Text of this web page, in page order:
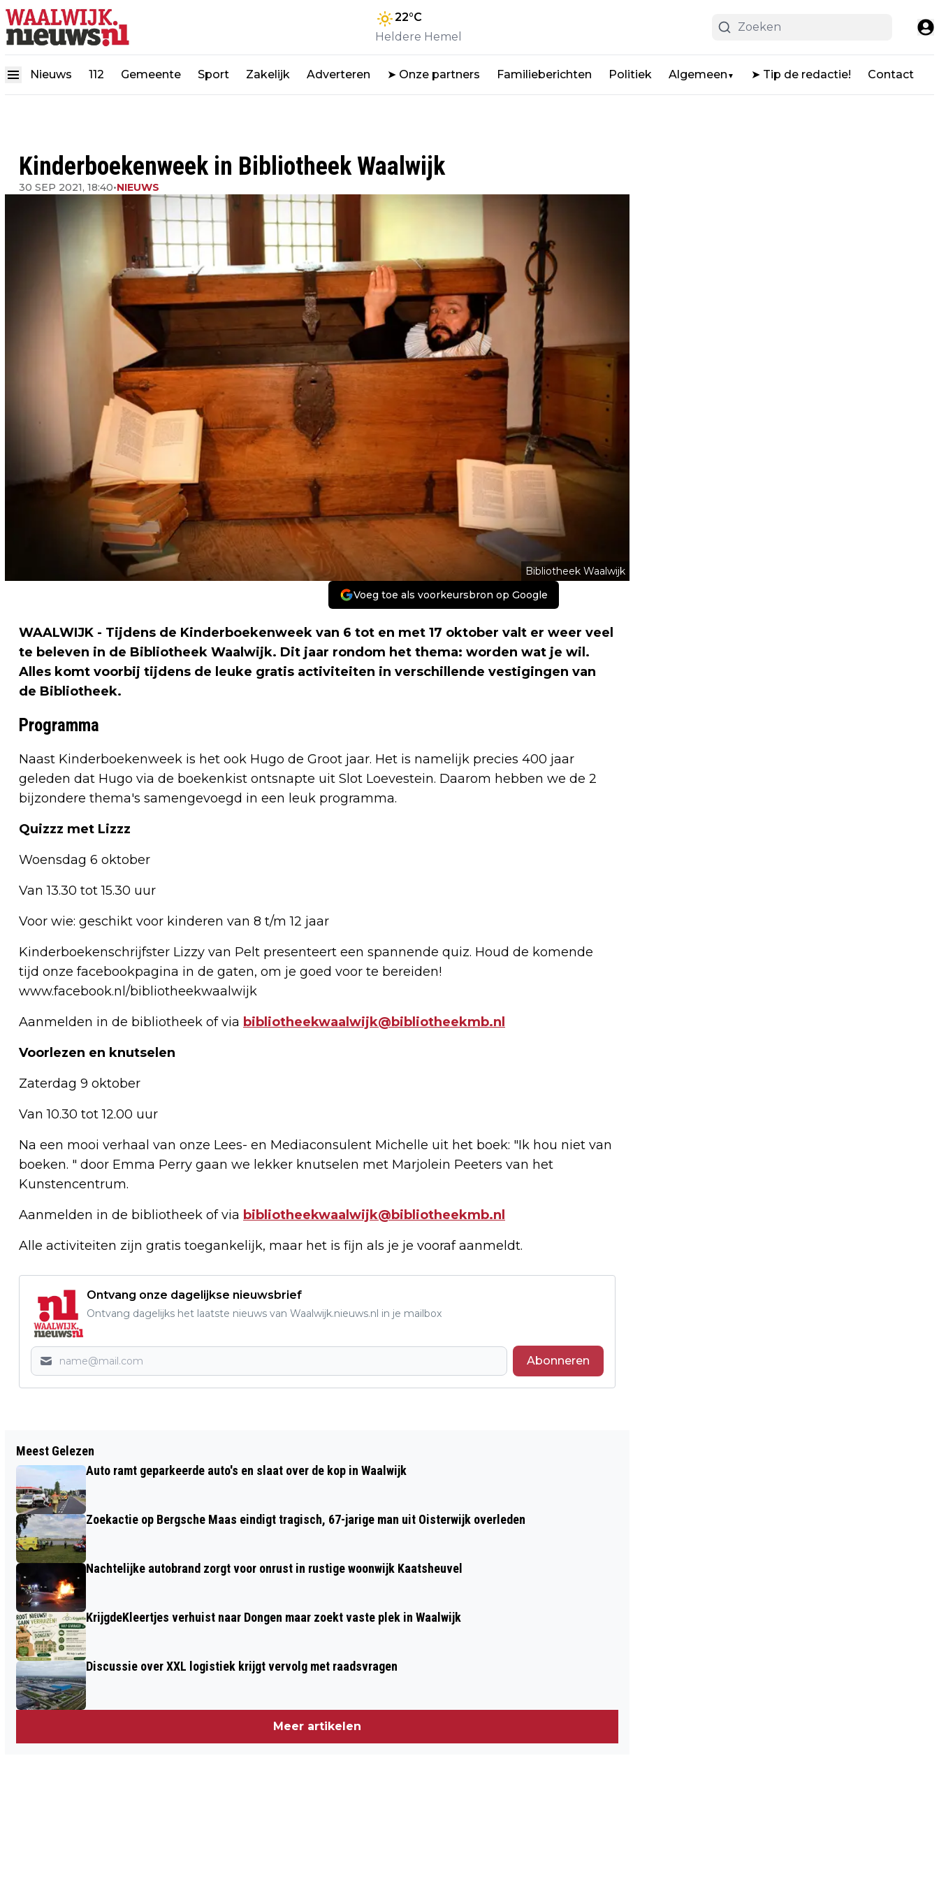
22°C
Heldere Hemel
Nieuws 112 Gemeente Sport Zakelijk Adverteren ➤ Onze partners Familieberichten Politiek Algemeen ▼ ➤ Tip de redactie! Contact
Kinderboekenweek in Bibliotheek Waalwijk
30 SEP 2021, 18:40•NIEUWS
Bibliotheek Waalwijk
Voeg toe als voorkeursbron op Google
WAALWIJK - Tijdens de Kinderboekenweek van 6 tot en met 17 oktober valt er weer veel
te beleven in de Bibliotheek Waalwijk. Dit jaar rondom het thema: worden wat je wil.
Alles komt voorbij tijdens de leuke gratis activiteiten in verschillende vestigingen van
de Bibliotheek.
Programma
Naast Kinderboekenweek is het ook Hugo de Groot jaar. Het is namelijk precies 400 jaar
geleden dat Hugo via de boekenkist ontsnapte uit Slot Loevestein. Daarom hebben we de 2
bijzondere thema's samengevoegd in een leuk programma.
Quizzz met Lizzz
Woensdag 6 oktober
Van 13.30 tot 15.30 uur
Voor wie: geschikt voor kinderen van 8 t/m 12 jaar
Kinderboekenschrijfster Lizzy van Pelt presenteert een spannende quiz. Houd de komende
tijd onze facebookpagina in de gaten, om je goed voor te bereiden!
www.facebook.nl/bibliotheekwaalwijk
Aanmelden in de bibliotheek of via bibliotheekwaalwijk@bibliotheekmb.nl
Voorlezen en knutselen
Zaterdag 9 oktober
Van 10.30 tot 12.00 uur
Na een mooi verhaal van onze Lees- en Mediaconsulent Michelle uit het boek: "Ik hou niet van
boeken. " door Emma Perry gaan we lekker knutselen met Marjolein Peeters van het
Kunstencentrum.
Aanmelden in de bibliotheek of via bibliotheekwaalwijk@bibliotheekmb.nl
Alle activiteiten zijn gratis toegankelijk, maar het is fijn als je je vooraf aanmeldt.
Ontvang onze dagelijkse nieuwsbrief
Ontvang dagelijks het laatste nieuws van Waalwijk.nieuws.nl in je mailbox
Abonneren
THEMAMIDDAG ‘IS ER LEVEN NA DE
DOOD?’ BIJ THEATER DE LEEST
WAPENBEZIT
Meest Gelezen
Auto ramt geparkeerde auto's en slaat over de kop in Waalwijk
Zoekactie op Bergsche Maas eindigt tragisch, 67-jarige man uit Oisterwijk overleden
Nachtelijke autobrand zorgt voor onrust in rustige woonwijk Kaatsheuvel
KrijgdeKleertjes verhuist naar Dongen maar zoekt vaste plek in Waalwijk
Discussie over XXL logistiek krijgt vervolg met raadsvragen
Meer artikelen